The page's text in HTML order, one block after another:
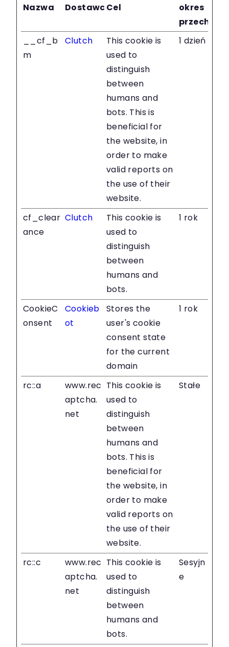
Nazwa DostawcaCel
okres
__cf_b
m
Clutch
This cookie is
used to
distinguish
between
humans and
bots. This is
beneficial for
the website, in
order to make
valid reports on
the use of their
website.
1 dzień
cf_clear
ance
Clutch
This cookie is
used to
distinguish
between
humans and
bots.
1 rok
CookieC
onsent
Cookieb
ot
Stores the
user's cookie
consent state
for the current
domain
1 rok
rc::a
www.rec
aptcha.
net
This cookie is
used to
distinguish
between
humans and
bots. This is
beneficial for
the website, in
order to make
valid reports on
the use of their
website.
Stałe
rc::c
www.rec
aptcha.
net
This cookie is
used to
distinguish
between
humans and
bots.
Sesyjn
e